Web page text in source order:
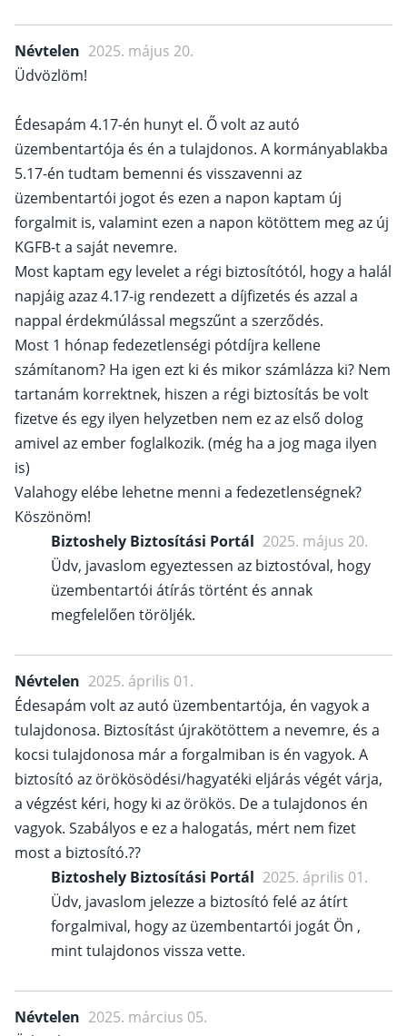
Névtelen 2025. május 20.
Üdvözlöm!
Édesapám 4.17-én hunyt el. Ő volt az autó
üzembentartója és én a tulajdonos. A kormányablakba
5.17-én tudtam bemenni és visszavenni az
üzembentartói jogot és ezen a napon kaptam új
forgalmit is, valamint ezen a napon kötöttem meg az új
KGFB-t a saját nevemre.
Most kaptam egy levelet a régi biztosítótól, hogy a halál
napjáig azaz 4.17-ig rendezett a díjfizetés és azzal a
nappal érdekmúlással megszűnt a szerződés.
Most 1 hónap fedezetlenségi pótdíjra kellene
számítanom? Ha igen ezt ki és mikor számlázza ki? Nem
tartanám korrektnek, hiszen a régi biztosítás be volt
fizetve és egy ilyen helyzetben nem ez az első dolog
amivel az ember foglalkozik. (még ha a jog maga ilyen
is)
Valahogy elébe lehetne menni a fedezetlenségnek?
Köszönöm!
Biztoshely Biztosítási Portál 2025. május 20.
Üdv, javaslom egyeztessen az biztostóval, hogy
üzembentartói átírás történt és annak
megfelelően töröljék.
Névtelen 2025. április 01.
Édesapám volt az autó üzembentartója, én vagyok a
tulajdonosa. Biztosítást újrakötöttem a nevemre, és a
kocsi tulajdonosa már a forgalmiban is én vagyok. A
biztosító az örökösödési/hagyatéki eljárás végét várja,
a végzést kéri, hogy ki az örökös. De a tulajdonos én
vagyok. Szabályos e ez a halogatás, mért nem fizet
most a biztosító.??
Biztoshely Biztosítási Portál 2025. április 01.
Üdv, javaslom jelezze a biztosító felé az átírt
forgalmival, hogy az üzembentartói jogát Ön ,
mint tulajdonos vissza vette.
Névtelen 2025. március 05.